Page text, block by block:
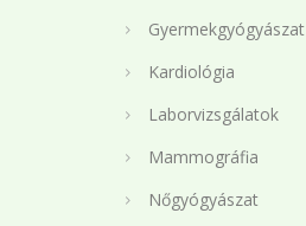
Gyermekgyógyászat
Kardiológia
Laborvizsgálatok
Mammográfia
Nőgyógyászat